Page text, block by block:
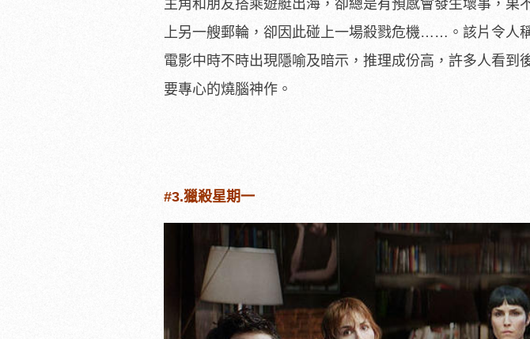
主角和朋友搭乘遊艇出海，卻總是有預感會發生壞事，果
上另一艘郵輪，卻因此碰上一場殺戮危機……。該片令人
電影中時不時出現隱喻及暗示，推理成份高，許多人看到
要專心的燒腦神作。
#3.獵殺星期一